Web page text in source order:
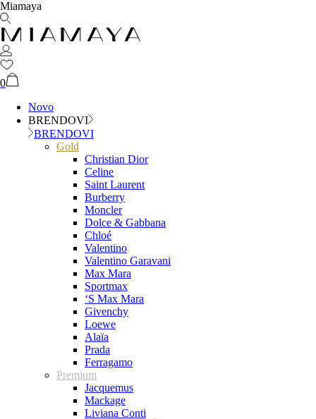
Miamaya
0
Novo
BRENDOVI
BRENDOVI
Gold
Christian Dior
Celine
Saint Laurent
Burberry
Moncler
Dolce & Gabbana
Chloé
Valentino
Valentino Garavani
Max Mara
Sportmax
‘S Max Mara
Givenchy
Loewe
Alaïa
Prada
Ferragamo
Premium
Jacquemus
Mackage
Liviana Conti